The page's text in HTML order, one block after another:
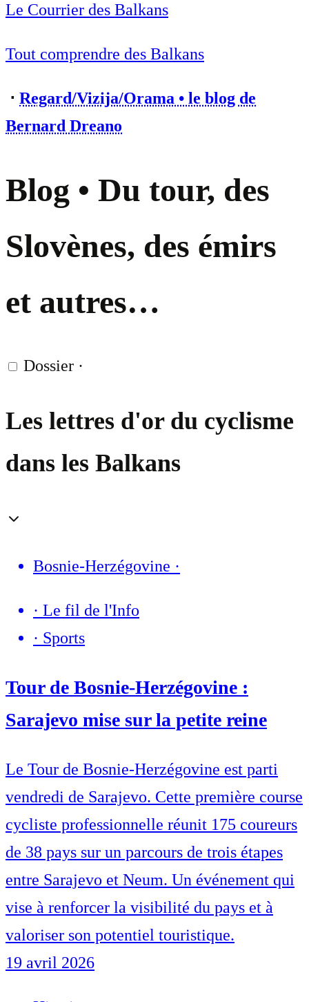
Le Courrier des Balkans
Tout comprendre des Balkans
⋅ Regard/Vizija/Orama • le blog de
Bernard Dreano
Blog • Du tour, des
Slovènes, des émirs
et autres…
Dossier ·
Les lettres d'or du cyclisme
dans les Balkans
Bosnie-Herzégovine ·
· Le fil de l'Info
· Sports
Tour de Bosnie-Herzégovine :
Sarajevo mise sur la petite reine
Le Tour de Bosnie-Herzégovine est parti
vendredi de Sarajevo. Cette première course
cycliste professionnelle réunit 175 coureurs
de 38 pays sur un parcours de trois étapes
entre Sarajevo et Neum. Un événement qui
vise à renforcer la visibilité du pays et à
valoriser son potentiel touristique.
19 avril 2026